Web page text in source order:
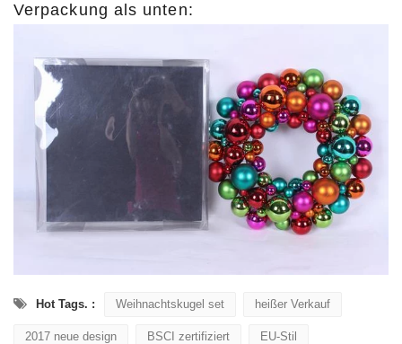
Verpackung als unten:
Hot Tags. : Weihnachtskugel set heißer Verkauf
2017 neue design BSCI zertifiziert EU-Stil